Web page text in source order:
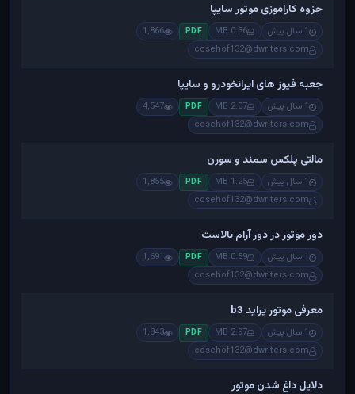
جزوه کاراموزی موتور سایپا
1 سال پیش 0.36 MB
PDF
1,866
cosehof132@dwriters.com
جعبه فیوز های ایرانخودرو و سایپا
1 سال پیش 2.07 MB
PDF
4,547
cosehof132@dwriters.com
مالتی پلکس سمند و سورن
1 سال پیش 1.25 MB
PDF
1,855
cosehof132@dwriters.com
دور موتور در دور آرام بالاست
1 سال پیش 0.59 MB
PDF
1,691
cosehof132@dwriters.com
معرفی موتور پراید b3
1 سال پیش 2.97 MB
PDF
1,843
cosehof132@dwriters.com
دلایل داغ شدن موتور